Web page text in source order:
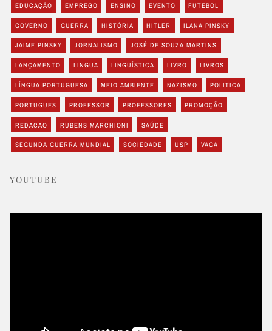
EDUCAÇÃO EMPREGO ENSINO EVENTO FUTEBOL
GOVERNO GUERRA HISTÓRIA HITLER ILANA PINSKY
JAIME PINSKY JORNALISMO JOSÉ DE SOUZA MARTINS
LANÇAMENTO LINGUA LINGUÍSTICA LIVRO LIVROS
LÍNGUA PORTUGUESA MEIO AMBIENTE NAZISMO POLITICA
PORTUGUES PROFESSOR PROFESSORES PROMOÇÃO
REDACAO RUBENS MARCHIONI SAÚDE
SEGUNDA GUERRA MUNDIAL SOCIEDADE USP VAGA
YOUTUBE